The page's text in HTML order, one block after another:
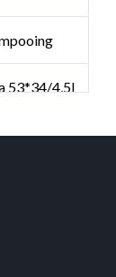
53*34/4,5l